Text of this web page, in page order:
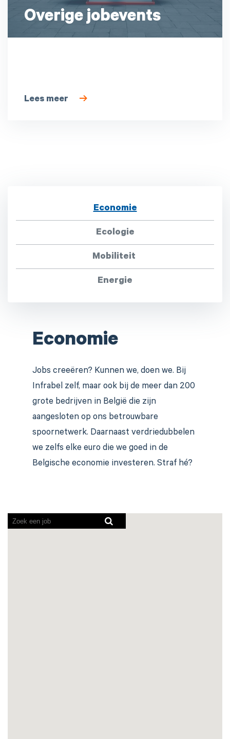
Overige jobevents
Lees meer
Economie
Ecologie
Mobiliteit
Energie
Economie
Jobs creeëren? Kunnen we, doen we. Bij
Infrabel zelf, maar ook bij de meer dan 200
grote bedrijven in België die zijn
aangesloten op ons betrouwbare
spoornetwerk. Daarnaast verdriedubbelen
we zelfs elke euro die we goed in de
Belgische economie investeren. Straf hé?